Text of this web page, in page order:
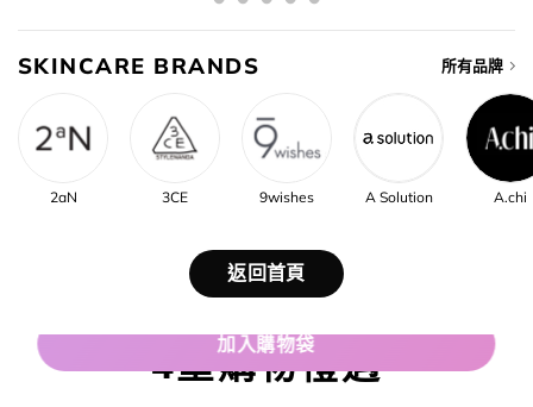
加入購物袋
SKINCARE BRANDS 所有品牌
2aN 3CE 9wishes A Solution A.chi
返回首頁
4重購物禮遇